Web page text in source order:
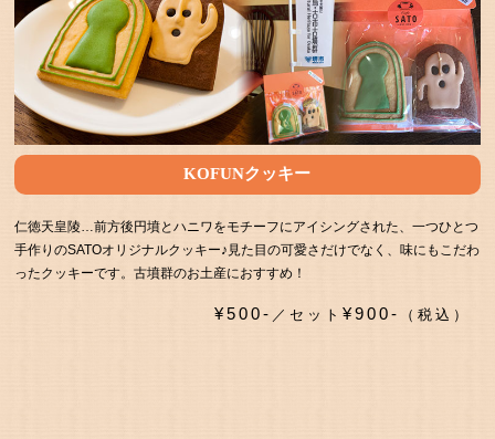
KOFUNクッキー
仁徳天皇陵…前方後円墳とハニワをモチーフにアイシングされた、一つひとつ
手作りのSATOオリジナルクッキー♪見た目の可愛さだけでなく、味にもこだわ
ったクッキーです。古墳群のお土産におすすめ！
¥500- ／セット¥900- （税込）